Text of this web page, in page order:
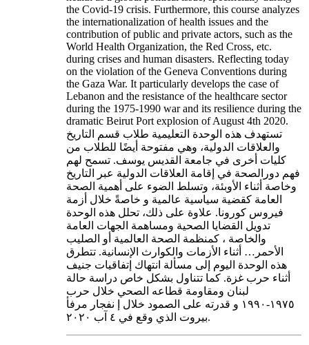
the Covid-19 crisis. Furthermore, this course analyzes
the internationalization of health issues and the
contribution of public and private actors, such as the
World Health Organization, the Red Cross, etc.
during crises and human disasters. Reflecting today
on the violation of the Geneva Conventions during
the Gaza War. It particularly develops the case of
Lebanon and the resistance of the healthcare sector
during the 1975-1990 war and its resilience during the
dramatic Beirut Port explosion of August 4th 2020.
تستهدف هذه الوحدة التعليمية طلاب قسم التاريخ
والعلاقات الدولية، وهي مفتوحة أيضًا للطلاب من
كليات أخرى في جامعة القديس يوسف. تسمح لهم
فهم دورالصحة في إقامة العلاقات الدولية عبر التاريخ
وخاصة أثناء الأوبئة، وتسلط الضوء على أهمية الصحة
العامة كقضية سياسية عالمية و خاصةً خلال أزمة
فيروس كورونا. علاوة على ذلك، تحلل هذه الوحدة
تدويل القضايا الصحية ومساهمة الجهات العامة
والخاصة ، كمنظمة الصحة العالمية أو الصليب
الأحمر… أثناء الأزمات والكوارث الإنسانية. تتطرق
هذه الوحدة اليوم إلى مسألة انتهاك إتفاقيات جنيف
أثناء حرب غزة. كما تتناول بشكل خاص دراسة حالة
لبنان ومقاومة قطاعه الصحي خلال حرب
١٩٧٥-١٩٩٠ و قدرته على الصمود خلال إ نفجار مرفأ
بيروت الذي وقع في ٤ آب ٢٠٢٠.